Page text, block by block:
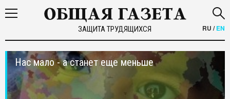
ЗАЩИТА ТРУДЯЩИХСЯ RU /EN
Нас мало - а станет еще меньше